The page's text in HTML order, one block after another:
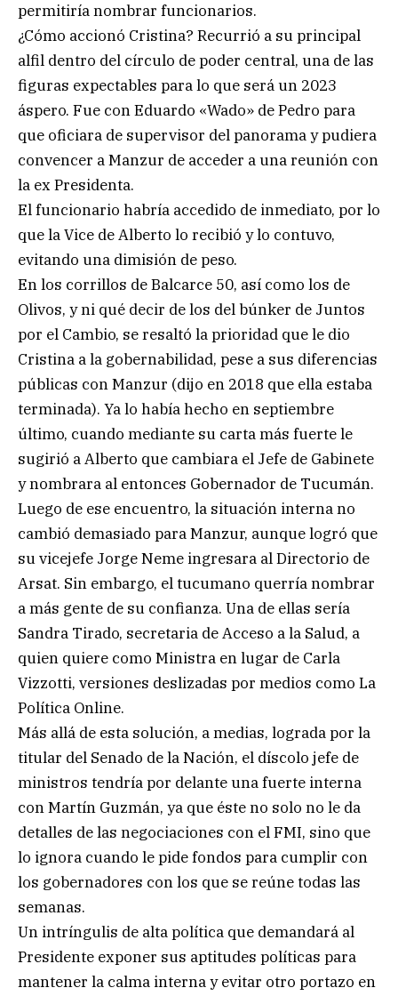
permitiría nombrar funcionarios.
¿Cómo accionó Cristina? Recurrió a su principal
alfil dentro del círculo de poder central, una de las
figuras expectables para lo que será un 2023
áspero. Fue con Eduardo «Wado» de Pedro para
que oficiara de supervisor del panorama y pudiera
convencer a Manzur de acceder a una reunión con
la ex Presidenta.
El funcionario habría accedido de inmediato, por lo
que la Vice de Alberto lo recibió y lo contuvo,
evitando una dimisión de peso.
En los corrillos de Balcarce 50, así como los de
Olivos, y ni qué decir de los del búnker de Juntos
por el Cambio, se resaltó la prioridad que le dio
Cristina a la gobernabilidad, pese a sus diferencias
públicas con Manzur (dijo en 2018 que ella estaba
terminada). Ya lo había hecho en septiembre
último, cuando mediante su carta más fuerte le
sugirió a Alberto que cambiara el Jefe de Gabinete
y nombrara al entonces Gobernador de Tucumán.
Luego de ese encuentro, la situación interna no
cambió demasiado para Manzur, aunque logró que
su vicejefe Jorge Neme ingresara al Directorio de
Arsat. Sin embargo, el tucumano querría nombrar
a más gente de su confianza. Una de ellas sería
Sandra Tirado, secretaria de Acceso a la Salud, a
quien quiere como Ministra en lugar de Carla
Vizzotti, versiones deslizadas por medios como La
Política Online.
Más allá de esta solución, a medias, lograda por la
titular del Senado de la Nación, el díscolo jefe de
ministros tendría por delante una fuerte interna
con Martín Guzmán, ya que éste no solo no le da
detalles de las negociaciones con el FMI, sino que
lo ignora cuando le pide fondos para cumplir con
los gobernadores con los que se reúne todas las
semanas.
Un intríngulis de alta política que demandará al
Presidente exponer sus aptitudes políticas para
mantener la calma interna y evitar otro portazo en